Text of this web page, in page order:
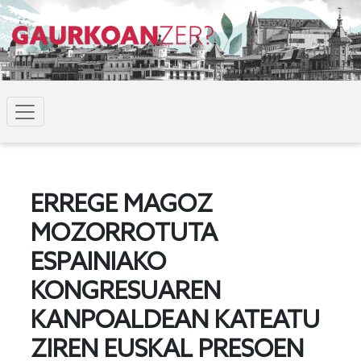
ERREGE MAGOZ
MOZORROTUTA
ESPAINIAKO
KONGRESUAREN
KANPOALDEAN KATEATU
ZIREN EUSKAL PRESOEN